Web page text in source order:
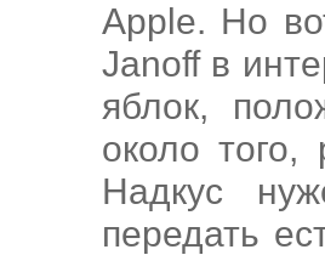
Apple. Но
Janoff в
яблок,
около того,
Надкус
передать